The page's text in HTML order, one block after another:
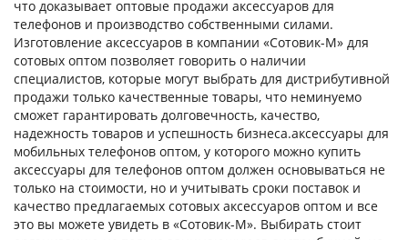
что доказывает оптовые продажи аксессуаров для
телефонов и производство собственными силами.
Изготовление аксессуаров в компании «Сотовик-М» для
сотовых оптом позволяет говорить о наличии
специалистов, которые могут выбрать для дистрибутивной
продажи только качественные товары, что неминуемо
сможет гарантировать долговечность, качество,
надежность товаров и успешность бизнеса.аксессуары для
мобильных телефонов оптом, у которого можно купить
аксессуары для телефонов оптом должен основываться не
только на стоимости, но и учитывать сроки поставок и
качество предлагаемых сотовых аксессуаров оптом и все
это вы можете увидеть в «Сотовик-М». Выбирать стоит